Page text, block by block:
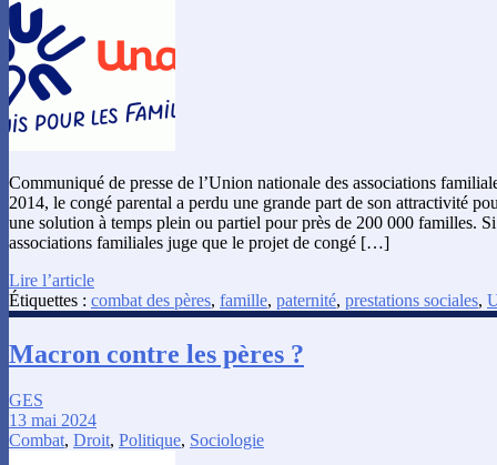
Communiqué de presse de l’Union nationale des associations
2014, le congé parental a perdu une grande part de son attractivité
une solution à temps plein ou partiel pour près de 200 000 familles.
associations familiales juge que le projet de congé […]
Lire l’article
Étiquettes : combat des pères, famille, paternité, prestations sociales,
Macron contre les pères ?
GES
13 mai 2024
Combat, Droit, Politique, Sociologie